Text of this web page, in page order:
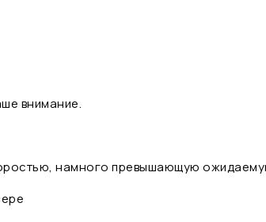
внимание.
намного превышающую